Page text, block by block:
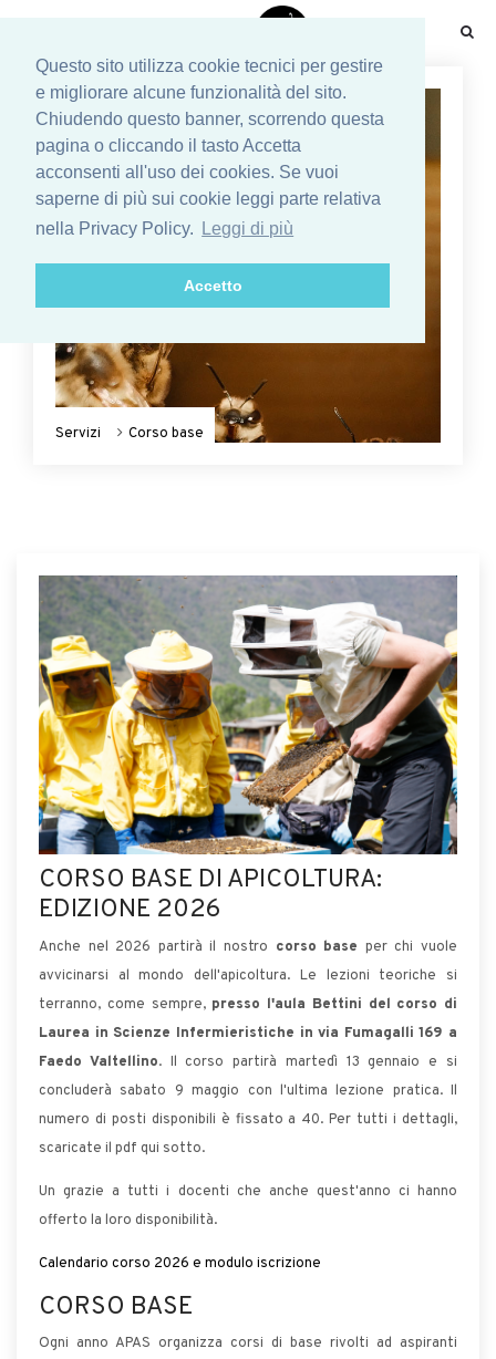
Questo sito utilizza cookie tecnici per gestire
e migliorare alcune funzionalità del sito.
Chiudendo questo banner, scorrendo questa
pagina o cliccando il tasto Accetta
acconsenti all'uso dei cookies. Se vuoi
saperne di più sui cookie leggi parte relativa
nella Privacy Policy.
Leggi di più
Accetto
Servizi Corso base
CORSO BASE DI APICOLTURA:
EDIZIONE 2026
Anche nel 2026 partirà il nostro corso base per chi vuole
avvicinarsi al mondo dell'apicoltura. Le lezioni teoriche si
terranno, come sempre, presso l'aula Bettini del corso di
Laurea in Scienze Infermieristiche in via Fumagalli 169 a
Faedo Valtellino. Il corso partirà martedì 13 gennaio e si
concluderà sabato 9 maggio con l'ultima lezione pratica. Il
numero di posti disponibili è fissato a 40. Per tutti i dettagli,
scaricate il pdf qui sotto.
Un grazie a tutti i docenti che anche quest'anno ci hanno
offerto la loro disponibilità.
Calendario corso 2026 e modulo iscrizione
CORSO BASE
Ogni anno APAS organizza corsi di base rivolti ad aspiranti